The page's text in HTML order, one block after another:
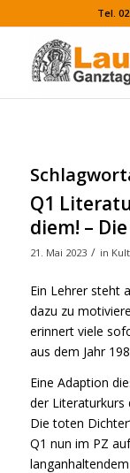
Tel.
Q1
diem! –
21. Mai 2023 / in
Ein Lehrer steht
dazu zu
erinnert viele
aus dem Jahr
Eine Adaption
der Literaturkurs
Die toten
Q1 nun im PZ